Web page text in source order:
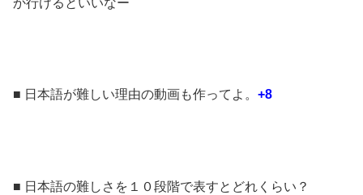
■ 日本語が難しい理由の動画も作ってよ。 +8
■ 日本語の難しさを１０段階で表すとどれくらい？